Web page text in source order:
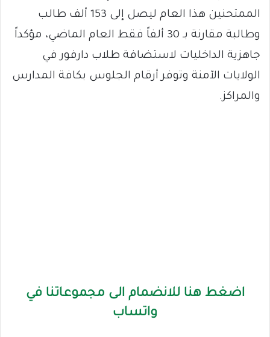
الممتحنين هذا العام ليصل إلى 153 ألف طالب
وطالبة مقارنة بـ 30 ألفاً فقط العام الماضي، مؤكداً
جاهزية الداخليات لاستضافة طلاب دارفور في
الولايات الآمنة وتوفر أرقام الجلوس بكافة المدارس
والمراكز.
اضغط هنا للانضمام الى مجموعاتنا في
واتساب